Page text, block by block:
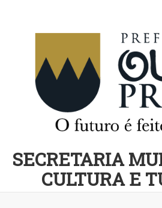
SECRETARIA
CULTURA E